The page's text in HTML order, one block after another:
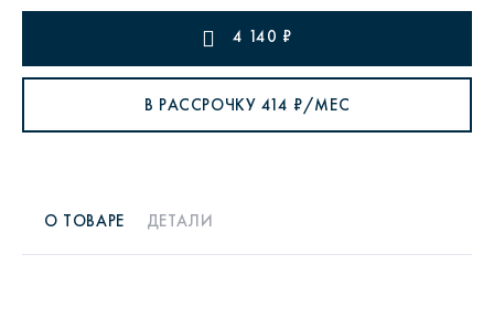
4 140 ₽
В РАССРОЧКУ 414 ₽/МЕС
О ТОВАРЕ ДЕТАЛИ